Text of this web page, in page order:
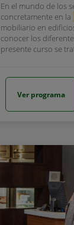
En el mundo de los
concretamente en la
mobiliario en
conocer los
presente curso se
Ver programa